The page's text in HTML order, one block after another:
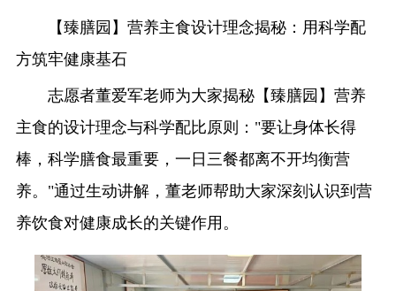
【臻膳园】营养主食设计理念揭秘：用科学配
方筑牢健康基石
志愿者董爱军老师为大家揭秘【臻膳园】营养
主食的设计理念与科学配比原则："要让身体长得
棒，科学膳食最重要，一日三餐都离不开均衡营
养。"通过生动讲解，董老师帮助大家深刻认识到营
养饮食对健康成长的关键作用。